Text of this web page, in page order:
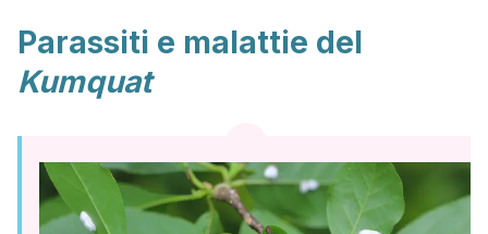
Parassiti e malattie del
Kumquat